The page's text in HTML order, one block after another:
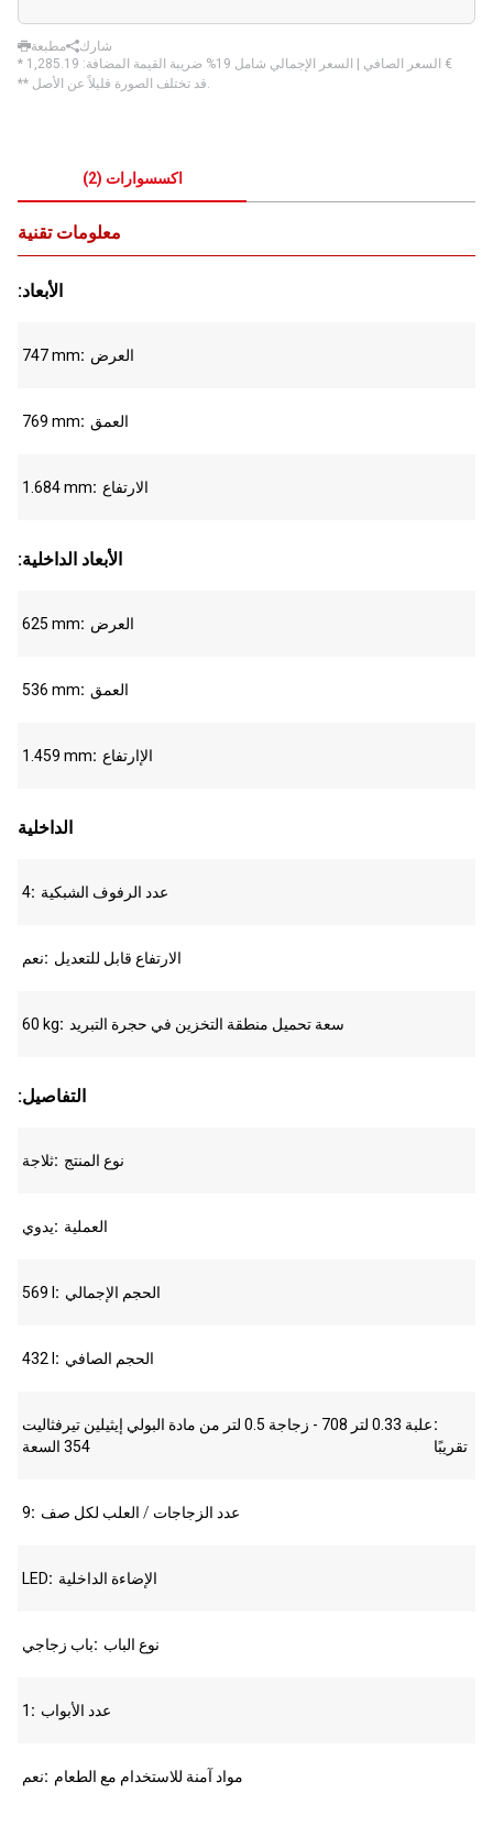
مطبعة
شارك
* السعر الصافي | السعر الإجمالي شامل 19% ضريبة القيمة المضافة: ‏1,285.19 €
** قد تختلف الصورة قليلاً عن الأصل.
اكسسوارات (
2
)
معلومات تقنية
:الأبعاد
747 mm العرض
769 mm العمق
1.684 mm الارتفاع
:الأبعاد الداخلية
625 mm العرض
536 mm العمق
1.459 mm الإارتفاع
الداخلية
4 عدد الرفوف الشبكية
نعم الارتفاع قابل للتعديل
60 kg سعة تحميل منطقة التخزين في حجرة التبريد
:التفاصيل
ثلاجة نوع المنتج
يدوي العملية
569 l الحجم الإجمالي
432 l الحجم الصافي
علبة 0.33 لتر 708 - زجاجة 0.5 لتر من مادة البولي إيثيلين تيرفثاليت
354 السعة
تقريبًا
9 عدد الزجاجات / العلب لكل صف
LED الإضاءة الداخلية
باب زجاجي نوع الباب
1 عدد الأبواب
نعم مواد آمنة للاستخدام مع الطعام